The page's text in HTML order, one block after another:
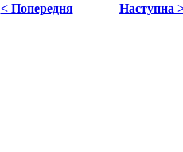
< Попередня Наступна